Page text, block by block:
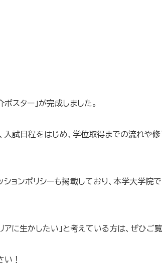
スター」が完成しました。
入試日程をはじめ、学位取得までの流れ
ションポリシーも掲載しており、本学大
アに生かしたい」と考えている方は、ぜひご
い！